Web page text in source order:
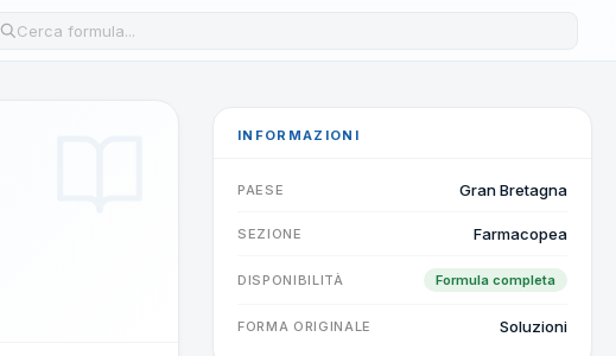
Cerca una formula nel database
INFORMAZIONI
PAESE Gran Bretagna
SEZIONE Farmacopea
DISPONIBILITÀ Formula completa
FORMA ORIGINALE Soluzioni